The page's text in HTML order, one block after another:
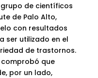
de científicos
de Palo Alto,
con resultados
ser utilizado en el
de trastornos.
comprobó que
por un lado,